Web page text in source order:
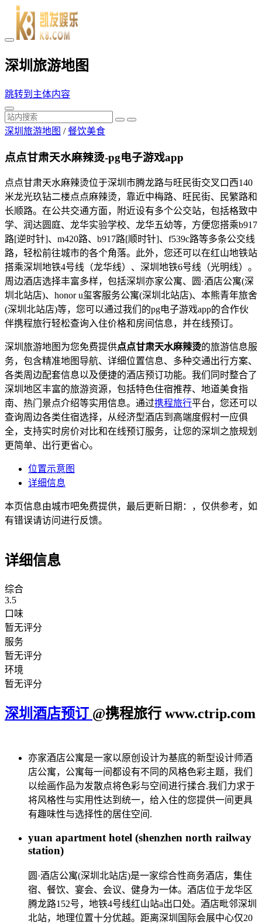
深圳旅游地图
跳转到主体内容
深圳旅游地图 /餐饮美食
点点甘肃天水麻辣烫-pg电子游戏app
点点甘肃天水麻辣烫位于深圳市腾龙路与旺民街交叉口西140
米龙光玖钻二楼点点麻辣烫，靠近中梅路、旺民街、民繁路和
长顺路。在公共交通方面，附近设有多个公交站，包括格致中
学、润达圆庭、龙华实验学校、龙华五幼等，方便您搭乘b917
路[逆时针]、m420路、b917路[顺时针]、f539c路等多条公交线
路，轻松前往城市的各个角落。此外，您还可以在红山地铁站
搭乘深圳地铁4号线（龙华线）、深圳地铁6号线（光明线）。
周边酒店选择丰富多样，包括深圳亦家公寓、圆·酒店公寓(深
圳北站店)、honor u玺客服务公寓(深圳北站店)、本熊青年旅舍
(深圳北站店)等，您可以通过我们的pg电子游戏app的合作伙
伴携程旅行轻松查询入住价格和房间信息，并在线预订。
深圳旅游地图为您免费提供点点甘肃天水麻辣烫的旅游信息服
务，包含精准地图导航、详细位置信息、多种交通出行方案、
各类周边配套信息以及便捷的酒店预订功能。我们同时整合了
深圳地区丰富的旅游资源，包括特色住宿推荐、地道美食指
南、热门景点介绍等实用信息。通过携程旅行平台，您还可以
查询周边各类住宿选择，从经济型酒店到高端度假村一应俱
全，支持实时房价对比和在线预订服务，让您的深圳之旅规划
更简单、出行更省心。
位置示意图
详细信息
本页信息由城市吧免费提供，最后更新日期：，仅供参考，如
有错误请访问进行反馈。
详细信息
综合
3.5
口味
暂无评分
服务
暂无评分
环境
暂无评分
深圳酒店预订 @携程旅行 www.ctrip.com
亦家酒店公寓是一家以原创设计为基底的新型设计师酒
店公寓，公寓每一间都设有不同的风格色彩主题，我们
以绘画作品为发散点将色彩与空间进行揉合.我们力求于
将风格性与实用性达到统一，给入住的您提供一间更具
有趣味性与选择性的居住空间.
yuan apartment hotel (shenzhen north railway
station)
圆·酒店公寓(深圳北站店)是一家综合性商务酒店，集住
宿、餐饮、宴会、会议、健身为一体。酒店位于龙华区
腾龙路152号，地铁4号线红山站a出口处。酒店毗邻深圳
北站，地理位置十分优越。距离深圳国际会展中心仅20